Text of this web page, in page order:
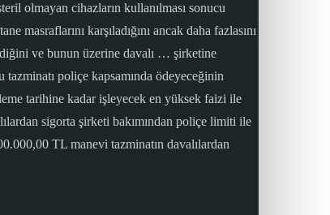
olmayan cihazların kullanılması sonucu
karşıladığını ancak daha fazlasını
ve bunun üzerine davalı … şirketine
poliçe kapsamında ödeyeceğinin
tarihine kadar işleyecek en yüksek faizi ile
sigorta şirketi bakımından poliçe limiti ile
TL manevi tazminatın davalılardan